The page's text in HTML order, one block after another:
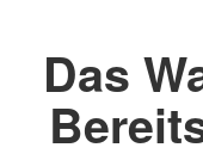
Das